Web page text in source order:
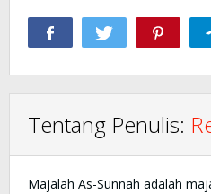
Tentang Penulis:
Majalah As-Sunnah adalah